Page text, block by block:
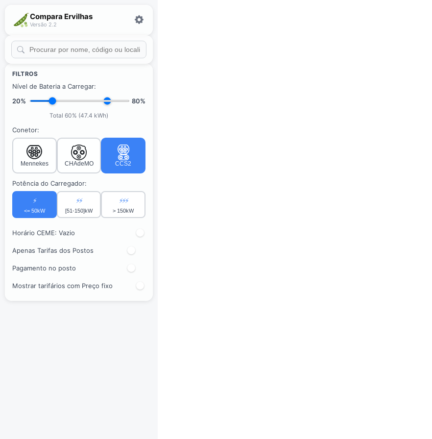
Compara Ervilhas
Versão 2.2
FILTROS
Nível de Bateria a Carregar:
20%
80%
Total 60% (47.4 kWh)
Conetor:
Mennekes CHAdeMO CCS2
Potência do Carregador:
⚡
<= 50kW
⚡⚡
[51-150]kW
⚡⚡⚡
> 150kW
Horário CEME: Vazio
Apenas Tarifas dos Postos
Pagamento no posto
Mostrar tarifários com Preço fixo